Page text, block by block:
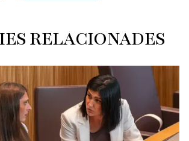
RELACIONADES